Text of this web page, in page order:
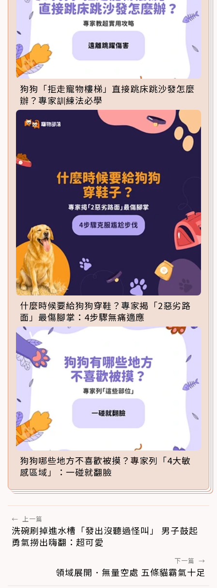
狗狗「拒走寵物樓梯」直接跳床跳沙發怎麼
辦？專家訓練法必學
什麼時候要給狗狗穿鞋？專家揭「2惡劣路
面」最傷腳掌：4步驟無痛適應
狗狗哪些地方不喜歡被摸？專家列「4大敏
感區域」：一碰就翻臉
← 上一篇
洗碗刷掉進水槽「發出沒聽過怪叫」 男子鼓起
勇氣撈出嗨翻：超可愛
下一篇 →
領域展開．無量空處 五條貓霸氣十足